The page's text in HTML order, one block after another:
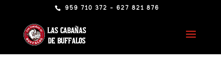
959 710 372 - 627 821 876